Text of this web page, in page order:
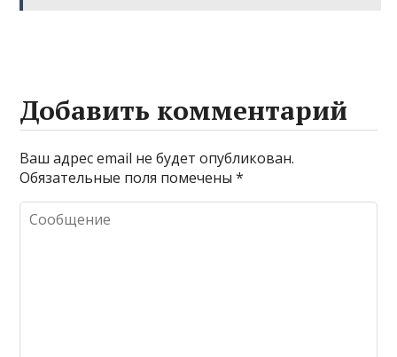
Добавить комментарий
Ваш адрес email не будет опубликован.
Обязательные поля помечены*